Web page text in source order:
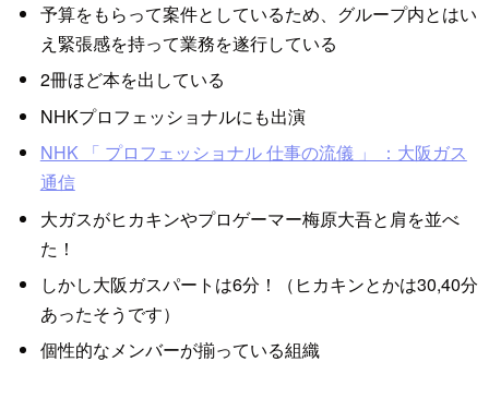
予算をもらって案件としているため、グループ内とはい
え緊張感を持って業務を遂行している
2冊ほど本を出している
NHKプロフェッショナルにも出演
NHK 「 プロフェッショナル 仕事の流儀 」 ：大阪ガス
通信
大ガスがヒカキンやプロゲーマー梅原大吾と肩を並べ
た！
しかし大阪ガスパートは6分！（ヒカキンとかは30,40分
あったそうです）
個性的なメンバーが揃っている組織